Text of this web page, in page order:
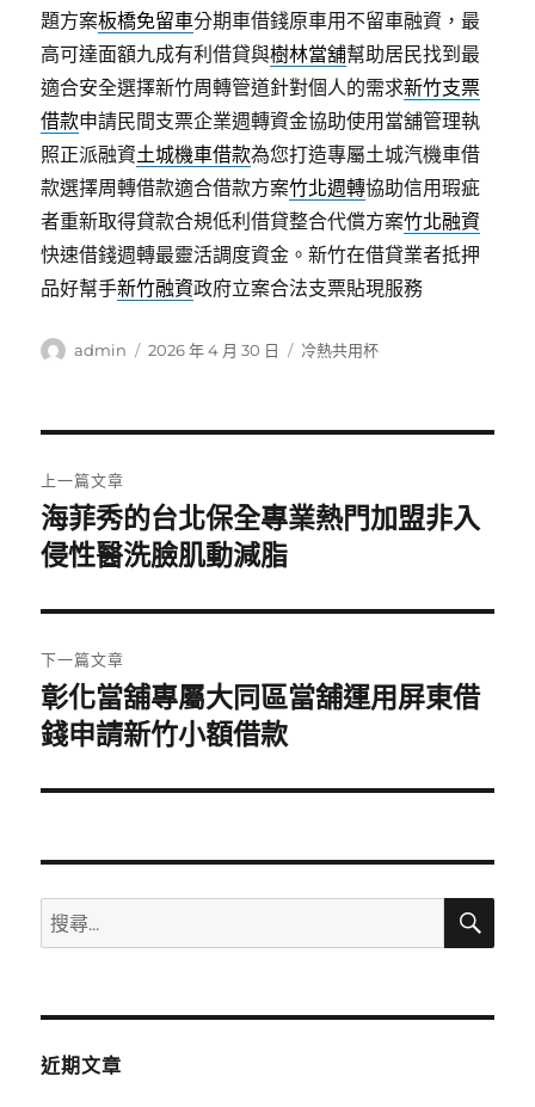
題方案板橋免留車分期車借錢原車用不留車融資，最
高可達面額九成有利借貸與樹林當舖幫助居民找到最
適合安全選擇新竹周轉管道針對個人的需求新竹支票
借款申請民間支票企業週轉資金協助使用當舖管理執
照正派融資土城機車借款為您打造專屬土城汽機車借
款選擇周轉借款適合借款方案竹北週轉協助信用瑕疵
者重新取得貸款合規低利借貸整合代償方案竹北融資
快速借錢週轉最靈活調度資金。新竹在借貸業者抵押
品好幫手新竹融資政府立案合法支票貼現服務
作
admin
發
2026 年 4 月 30 日
分
冷熱共用杯
章
導
覽
上一篇文章
上
一
文
章:
海菲秀的台北保全專業熱門加盟非入
侵性醫洗臉肌動減脂
下一篇文章
下
一
文
彰化當舖專屬大同區當舖運用屏東借
錢申請新竹小額借款
搜
尋
鍵
搜
近期文章